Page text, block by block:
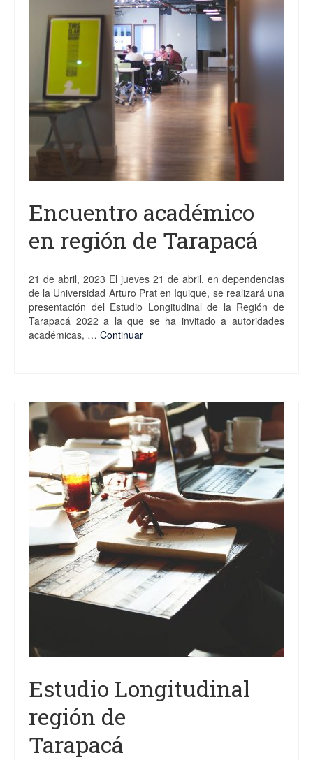
Encuentro académico
en región de Tarapacá
21 de abril, 2023 El jueves 21 de abril, en dependencias
de la Universidad Arturo Prat en Iquique, se realizará una
presentación del Estudio Longitudinal de la Región de
Tarapacá 2022 a la que se ha invitado a autoridades
académicas, … Continuar
Estudio Longitudinal
región de
Tarapacá